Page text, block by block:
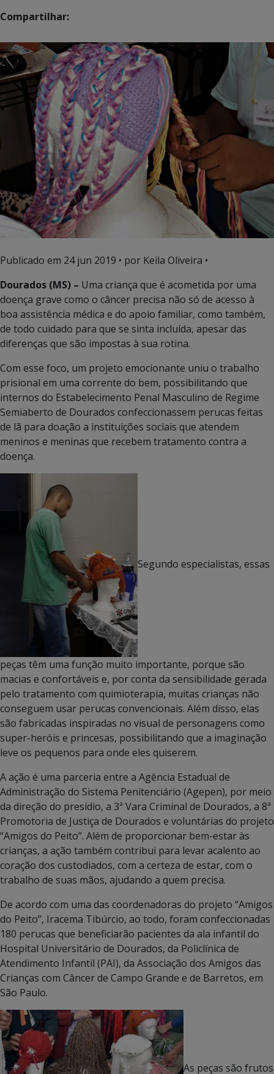
Compartilhar:
Publicado em 24 jun 2019 • por Keila Oliveira •
Dourados (MS) – Uma criança que é acometida por uma
doença grave como o câncer precisa não só de acesso à
boa assistência médica e do apoio familiar, como também,
de todo cuidado para que se sinta incluída, apesar das
diferenças que são impostas à sua rotina.
Com esse foco, um projeto emocionante uniu o trabalho
prisional em uma corrente do bem, possibilitando que
internos do Estabelecimento Penal Masculino de Regime
Semiaberto de Dourados confeccionassem perucas feitas
de lã para doação a instituições sociais que atendem
meninos e meninas que recebem tratamento contra a
doença.
Segundo especialistas, essas
peças têm uma função muito importante, porque são
macias e confortáveis e, por conta da sensibilidade gerada
pelo tratamento com quimioterapia, muitas crianças não
conseguem usar perucas convencionais. Além disso, elas
são fabricadas inspiradas no visual de personagens como
super-heróis e princesas, possibilitando que a imaginação
leve os pequenos para onde eles quiserem.
A ação é uma parceria entre a Agência Estadual de
Administração do Sistema Penitenciário (Agepen), por meio
da direção do presídio, a 3ª Vara Criminal de Dourados, a 8ª
Promotoria de Justiça de Dourados e voluntárias do projeto
“Amigos do Peito”. Além de proporcionar bem-estar às
crianças, a ação também contribui para levar acalento ao
coração dos custodiados, com a certeza de estar, com o
trabalho de suas mãos, ajudando a quem precisa.
De acordo com uma das coordenadoras do projeto “Amigos
do Peito”, Iracema Tibúrcio, ao todo, foram confeccionadas
180 perucas que beneficiarão pacientes da ala infantil do
Hospital Universitário de Dourados, da Policlínica de
Atendimento Infantil (PAI), da Associação dos Amigos das
Crianças com Câncer de Campo Grande e de Barretos, em
São Paulo.
As peças são frutos